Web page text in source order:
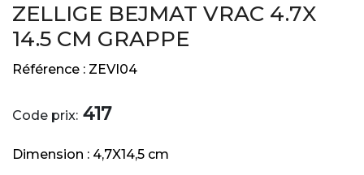
ZELLIGE BEJMAT VRAC 4.7X
14.5 CM GRAPPE
Référence : ZEVI04
Code prix: 417
Dimension : 4,7X14,5 cm